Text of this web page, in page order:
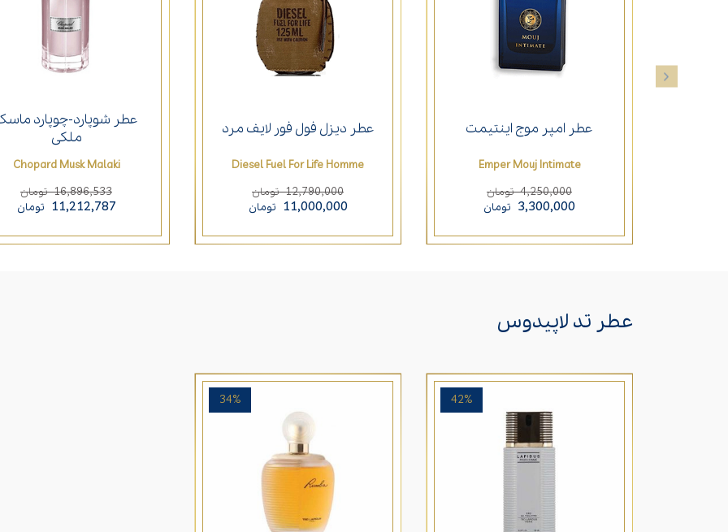
عطر امپر موج اینتیمت
Emper Mouj Intimate
4,250,000 تومان
3,300,000 تومان
عطر دیزل فول فور لایف مرد
Diesel Fuel For Life Homme
12,790,000 تومان
11,000,000 تومان
عطر شوپارد-چوپارد
ملکی
Chopard Musk Malaki
16,896,533 تومان
11,212,787 تومان
عطر تد لاپیدوس
42%
34%